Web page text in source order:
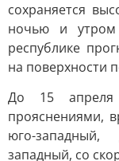
сохраняется
ночью и
республике
на поверхности
До 15 апреля
прояснениями,
юго-
западный, со